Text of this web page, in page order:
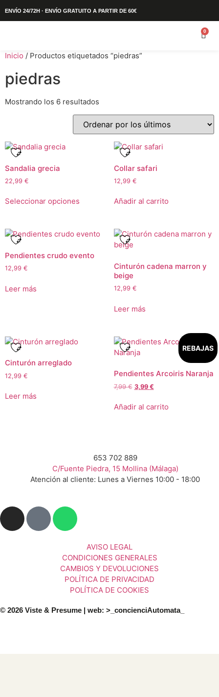
ENVÍO 24/72H · ENVÍO GRATUITO A PARTIR DE 60€
0
Inicio / Productos etiquetados “piedras”
piedras
Mostrando los 6 resultados
Sandalia grecia
22,99 €
Seleccionar opciones
Collar safari
12,99 €
Añadir al carrito
Pendientes crudo evento
12,99 €
Leer más
Cinturón cadena marron y
beige
12,99 €
Leer más
Cinturón arreglado
12,99 €
Leer más
REBAJAS
Pendientes Arcoiris Naranja
7,99€ 3,99 €
Añadir al carrito
653 702 889
C/Fuente Piedra, 15 Mollina (Málaga)
Atención al cliente: Lunes a Viernes 10:00 - 18:00
AVISO LEGAL
CONDICIONES GENERALES
CAMBIOS Y DEVOLUCIONES
POLÍTICA DE PRIVACIDAD
POLÍTICA DE COOKIES
© 2026 Viste & Presume | web: >_concienciAutomata_